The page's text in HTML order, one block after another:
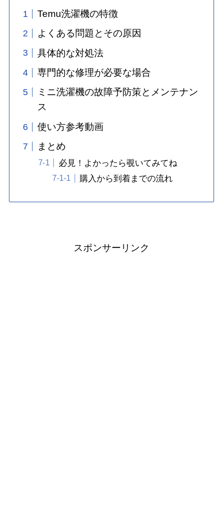
Temu洗濯機の特徴
よくある問題とその原因
具体的な対処法
専門的な修理が必要な場合
ミニ洗濯機の故障予防策とメンテナン
ス
使い方参考動画
まとめ
必見！よかったら覗いてみてね
購入から到着までの流れ
スポンサーリンク